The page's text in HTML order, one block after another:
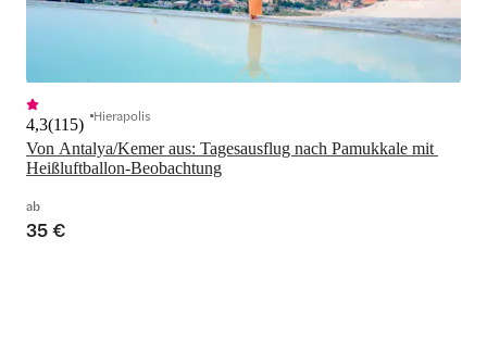
Von Antalya/Kemer aus: Tagesausflug nach Pamukkale mit
Heißluftballon-Beobachtung
4,3(115) Hierapolis
ab
35 €